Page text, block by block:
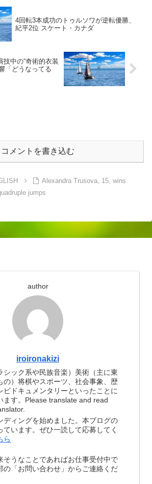
4回転3本成功のトゥルソワが逆転優勝、
紀平2位 スケート・カナダ
技中の“奇術的衣装
「どうなってる
コメントを書き込む
Alexandra Trusova, 15, wins
jumps
author
iroironakizi
シック系や民族音楽）美術（主に東
の）将棋やスポーツ、社会事象、歴
ビドキュメンタリーといったことに
ます。Please translate and read
ディングを始めました。本ブログの
ています。ぜひ一読して応募してく
ら
そうなことであればお仕事受付中で
の「お問い合わせ」からご連絡くだ